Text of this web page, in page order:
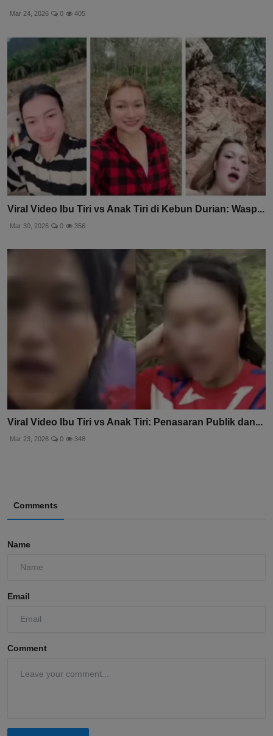
Mar 24, 2026 0 405
Viral Video Ibu Tiri vs Anak Tiri di Kebun Durian: Wasp...
Mar 30, 2026 0 356
Viral Video Ibu Tiri vs Anak Tiri: Penasaran Publik dan...
Mar 23, 2026 0 348
Comments
Name
Email
Comment